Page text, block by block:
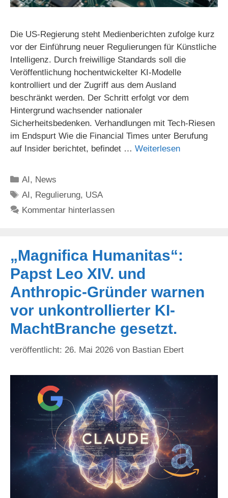
Die US-Regierung steht Medienberichten zufolge kurz
vor der Einführung neuer Regulierungen für Künstliche
Intelligenz. Durch freiwillige Standards soll die
Veröffentlichung hochentwickelter KI-Modelle
kontrolliert und der Zugriff aus dem Ausland
beschränkt werden. Der Schritt erfolgt vor dem
Hintergrund wachsender nationaler
Sicherheitsbedenken. Verhandlungen mit Tech-Riesen
im Endspurt Wie die Financial Times unter Berufung
auf Insider berichtet, befindet … Weiterlesen
Kategorien
AI , News
Schlagwörter
AI , Regulierung, USA
Kommentar hinterlassen
„Magnifica Humanitas“:
Papst Leo XIV. und
Anthropic-Gründer warnen
vor unkontrollierter KI-
MachtBranche gesetzt.
26. Mai 2026 von Bastian Ebert